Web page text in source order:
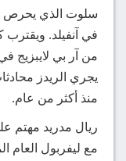
سلوت الذي يحرص
في آنفيلد. ويقترب
يجري الريدز
منذ أكثر من عام.
ريال مدريد مهتم
مع ليفربول العام